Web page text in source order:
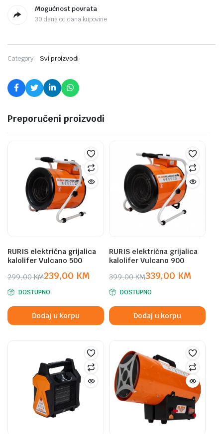
Mogućnost povrata
30 dana od dana kupovine
Category: Svi proizvodi
Preporučeni proizvodi
RURIS električna grijalica
kalolifer Vulcano 500
299,00KM
Original
price
was:
299,00 KM.
239,00 KM
Current
price
is:
239,00 KM.
DOSTUPNO
Dodaj u korpu
RURIS električna grijalica
kalolifer Vulcano 900
399,00KM
Original
price
was:
399,00 KM.
339,00 KM
Current
price
is:
339,00 KM.
DOSTUPNO
Dodaj u korpu